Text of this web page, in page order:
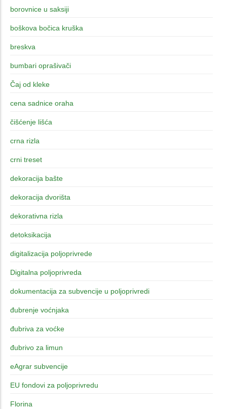
borovnice u saksiji
boškova bočica kruška
breskva
bumbari oprašivači
Čaj od kleke
cena sadnice oraha
čišćenje lišća
crna rizla
crni treset
dekoracija bašte
dekoracija dvorišta
dekorativna rizla
detoksikacija
digitalizacija poljoprivrede
Digitalna poljoprivreda
dokumentacija za subvencije u poljoprivredi
đubrenje voćnjaka
đubriva za voćke
đubrivo za limun
eAgrar subvencije
EU fondovi za poljoprivredu
Florina